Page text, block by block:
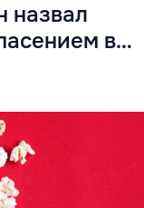
назвал
в